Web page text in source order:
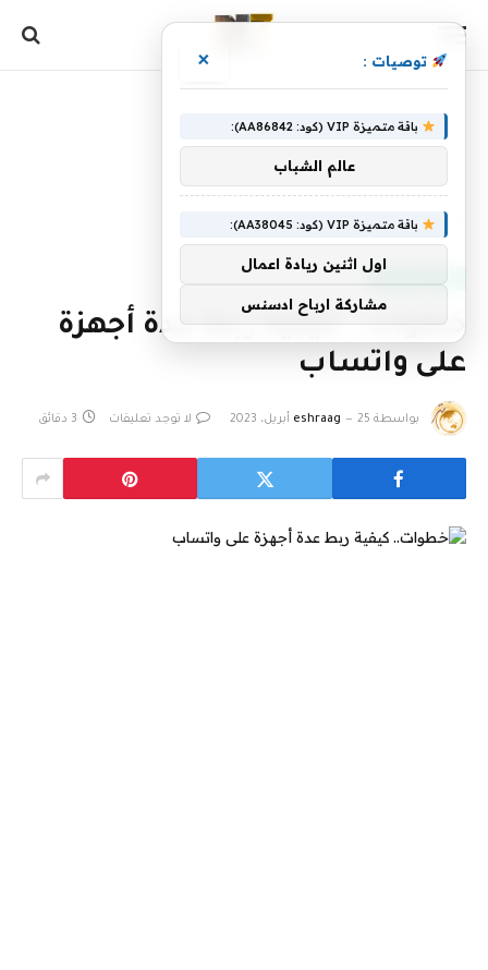
الرئيسية »خطوات.. كيفية ربط عدة أجهزة على واتساب
خطوات.. كيفية ربط عدة أجهزة
على واتساب
بواسطة eshraag 25 أبريل، 2023 لا توجد تعليقات 3 دقائق
توصيات : ×
باقة متميزة VIP (كود: AA86842):
عالم الشباب
باقة متميزة VIP (كود: AA38045):
اول اثنين ريادة اعمال
مشاركة ارباح ادسنس